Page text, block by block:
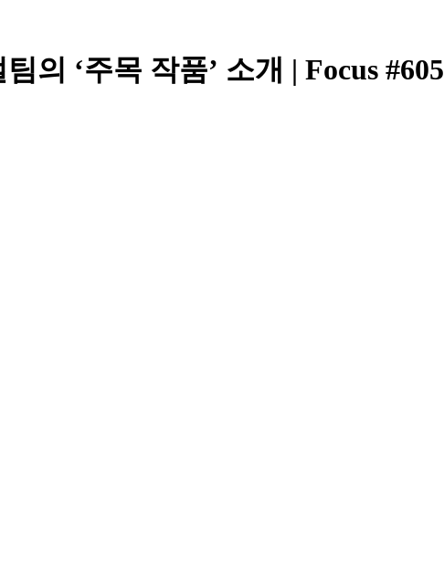
의 ‘주목 작품’ 소개 | Focus #605